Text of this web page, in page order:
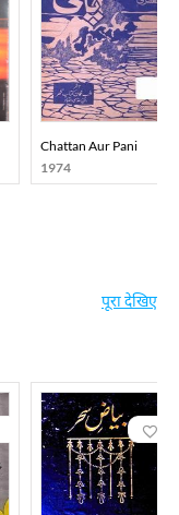
Chattan Aur Pani
1974
पूरा देखिए